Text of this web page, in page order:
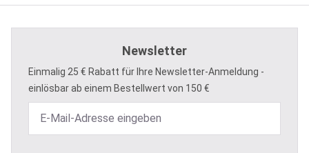
Newsletter
Einmalig 25 € Rabatt für Ihre Newsletter-Anmeldung -
einlösbar ab einem Bestellwert von 150 €